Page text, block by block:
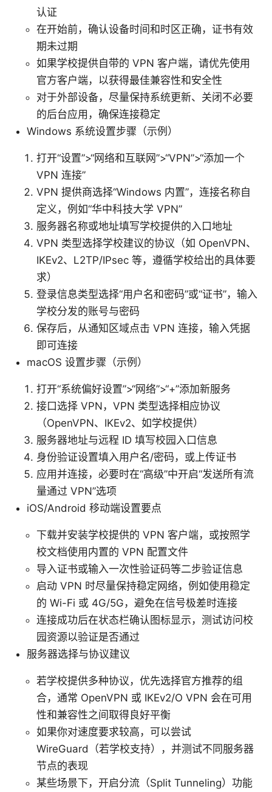
认证
在开始前，确认设备时间和时区正确，证书有效
期未过期
如果学校提供自带的 VPN 客户端，请优先使用
官方客户端，以获得最佳兼容性和安全性
对于外部设备，尽量保持系统更新、关闭不必要
的后台应用，确保连接稳定
Windows 系统设置步骤（示例）
打开“设置”>“网络和互联网”>“VPN”>“添加一个
VPN 连接”
VPN 提供商选择“Windows 内置”，连接名称自
定义，例如“华中科技大学 VPN”
服务器名称或地址填写学校提供的入口地址
VPN 类型选择学校建议的协议（如 OpenVPN、
IKEv2、L2TP/IPsec 等，遵循学校给出的具体要
求）
登录信息类型选择“用户名和密码”或“证书”，输入
学校分发的账号与密码
保存后，从通知区域点击 VPN 连接，输入凭据
即可连接
macOS 设置步骤（示例）
打开“系统偏好设置”>“网络”>“+”添加新服务
接口选择 VPN，VPN 类型选择相应协议
（OpenVPN、IKEv2、如学校提供）
服务器地址与远程 ID 填写校园入口信息
身份验证设置填入用户名/密码，或上传证书
应用并连接，必要时在“高级”中开启“发送所有流
量通过 VPN”选项
iOS/Android 移动端设置要点
下载并安装学校提供的 VPN 客户端，或按照学
校文档使用内置的 VPN 配置文件
导入证书或输入一次性验证码等二步验证信息
启动 VPN 时尽量保持稳定网络，例如使用稳定
的 Wi-Fi 或 4G/5G，避免在信号极差时连接
连接成功后在状态栏确认图标显示，测试访问校
园资源以验证是否通过
服务器选择与协议建议
若学校提供多种协议，优先选择官方推荐的组
合，通常 OpenVPN 或 IKEv2/O VPN 会在可用
性和兼容性之间取得良好平衡
如果你对速度要求较高，可以尝试
WireGuard（若学校支持），并测试不同服务器
节点的表现
某些场景下，开启分流（Split Tunneling）功能